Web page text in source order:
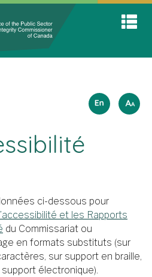
to
content
à
version
public
du
de
EnglishHow
to
A A A
ci-dessous pour
et les Rapports
du Commissariat ou
en formats substituts (sur
sur support en braille,
électronique).